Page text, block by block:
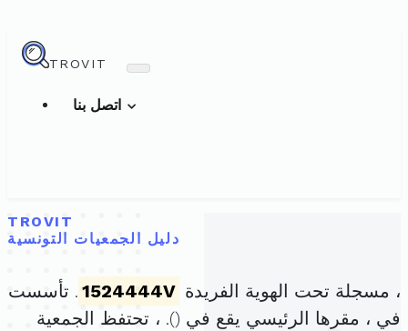
TROVIT
TROVIT
دليل الجمعيات التونسية
، مسجلة تحت الهوية الفريدة 1524444V . تأسست
في ، مقرها الرئيسي يقع في (). ، تحتفظ الجمعية